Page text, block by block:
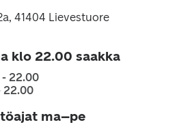
41404 Lievestuore
klo 22.00 saakka
- 22.00
22.00
ma–pe